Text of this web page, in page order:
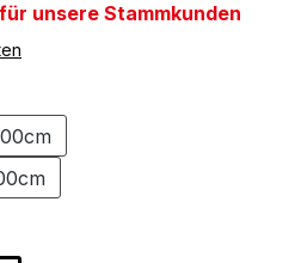
unsere Stammkunden